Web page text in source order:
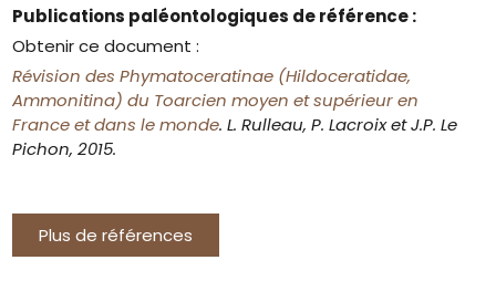
Publications paléontologiques de référence :
Obtenir ce document :
Révision des Phymatoceratinae (Hildoceratidae,
Ammonitina) du Toarcien moyen et supérieur en
France et dans le monde. L. Rulleau, P. Lacroix et J.P. Le
Pichon, 2015.
Plus de références